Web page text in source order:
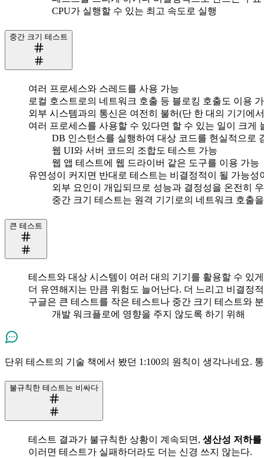
CPU가 실행할 수 있는 최고 속도로 실행
중간 크기 테스트
여러 프로세스와 스레드를 사용 가능
로컬 호스트로의 네트워크 호출 등 블로킹 호출도 이용
외부 시스템과의 통신은 여전히 불허(단 한 대의 기기에
여러 프로세스를 사용할 수 있다면 할 수 있는 일이 크게
DB 인스턴스를 실행하여 대상 코드를 현실적으로
웹 UI와 서버 코드의 조합도 테스트 가능
웹 앱 테스트에 웹 드라이버 같은 도구를 이용 가능
유연성이 커지면 반대로 테스트는 비결정적이 될 가능성
외부 요인이 개입되므로 성능과 결정성을 온전히
중간 크기 테스트는 원격 기기로의 네트워크 호출
큰 테스트
테스트와 대상 시스템이 여러 대의 기기를 활용할 수 있
더 유연해지는 만큼 위험도 늘어난다. 더 느리고 비결정
구글은 큰 테스트를 작은 테스트나 중간 크기 테스트와
개발 워크플로에 영향을 주지 않도록 하기 위해
단위 테스트의 기술 책에서 봤던 1:100의 원칙이 생각나네요.
불규칙한 테스트는 비싸다
테스트 결과가 불규칙한 상황이 계속되면, 생산성 저하
이러면 테스트가 실패하더라도 더는 신경 쓰지 않는다.